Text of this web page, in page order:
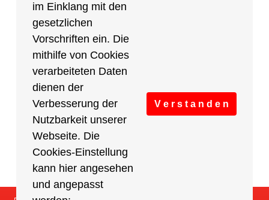
im Einklang mit den
gesetzlichen
Vorschriften ein. Die
mithilfe von Cookies
verarbeiteten Daten
dienen der
Verbesserung der
Nutzbarkeit unserer
Webseite. Die
Cookies-Einstellung
kann hier angesehen
und angepasst
V e r s t a n d e n
Partner des Breitensports